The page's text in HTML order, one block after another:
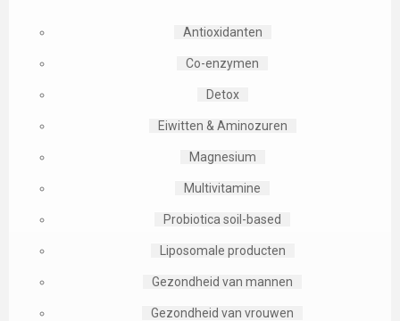
Antioxidanten
Co-enzymen
Detox
Eiwitten & Aminozuren
Magnesium
Multivitamine
Probiotica soil-based
Liposomale producten
Gezondheid van mannen
Gezondheid van vrouwen